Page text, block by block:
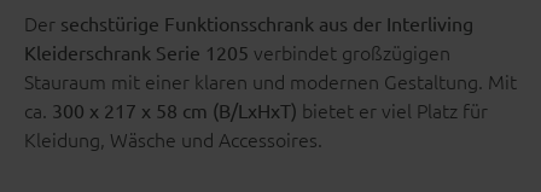
Der sechstürige Funktionsschrank aus der Interliving
Kleiderschrank Serie 1205 verbindet großzügigen
Stauraum mit einer klaren und modernen Gestaltung. Mit
ca. 300 x 217 x 58 cm (B/LxHxT) bietet er viel Platz für
Kleidung, Wäsche und Accessoires.